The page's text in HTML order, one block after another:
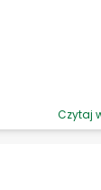
Czytaj